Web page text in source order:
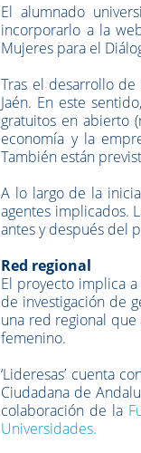
El alumnado
incorporarlo a la
Mujeres para el
Tras el desarrollo
Jaén. En este
gratuitos en abierto
economía y la
También están
A lo largo de la
agentes implicados.
antes y después del
Red regional
El proyecto implica
de investigación de
una red regional
femenino.
‘Lideresas’ cuenta
Ciudadana de
colaboración de la
Universidades.